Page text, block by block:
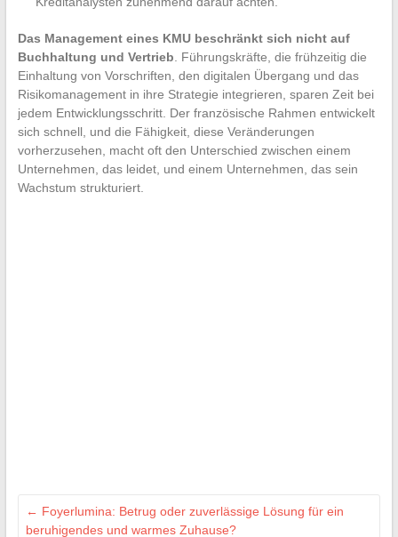
Das Management eines KMU beschränkt sich nicht auf
Buchhaltung und Vertrieb. Führungskräfte, die frühzeitig die
Einhaltung von Vorschriften, den digitalen Übergang und das
Risikomanagement in ihre Strategie integrieren, sparen Zeit bei
jedem Entwicklungsschritt. Der französische Rahmen entwickelt
sich schnell, und die Fähigkeit, diese Veränderungen
vorherzusehen, macht oft den Unterschied zwischen einem
Unternehmen, das leidet, und einem Unternehmen, das sein
Wachstum strukturiert.
← Foyerlumina: Betrug oder zuverlässige Lösung für ein
beruhigendes und warmes Zuhause?